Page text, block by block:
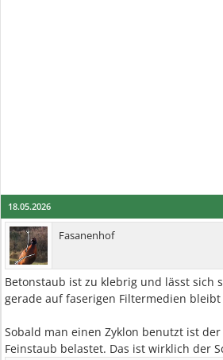
18.05.2026
Fasanenhof
Betonstaub ist zu klebrig und lässt sich
gerade auf faserigen Filtermedien
Sobald man einen Zyklon benutzt ist
Feinstaub belastet. Das ist wirklich der